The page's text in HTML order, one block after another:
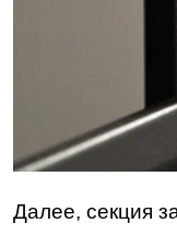
Далее, секция